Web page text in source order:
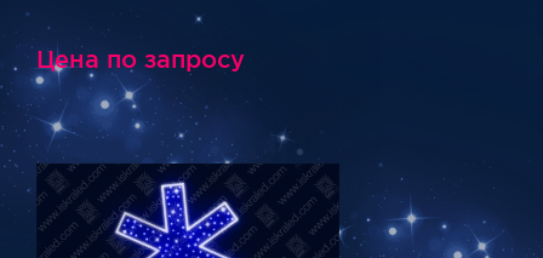
Цена по запросу